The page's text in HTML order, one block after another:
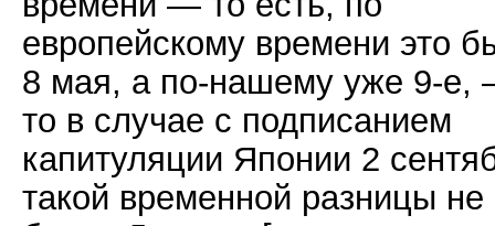
европейскому времени это
8 мая, а по-нашему уже 9-е,
то в случае с подписанием
капитуляции Японии 2
такой временной разницы не